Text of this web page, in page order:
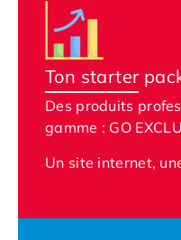
Ton starter
Des produits
gamme : GO
Un site internet, u